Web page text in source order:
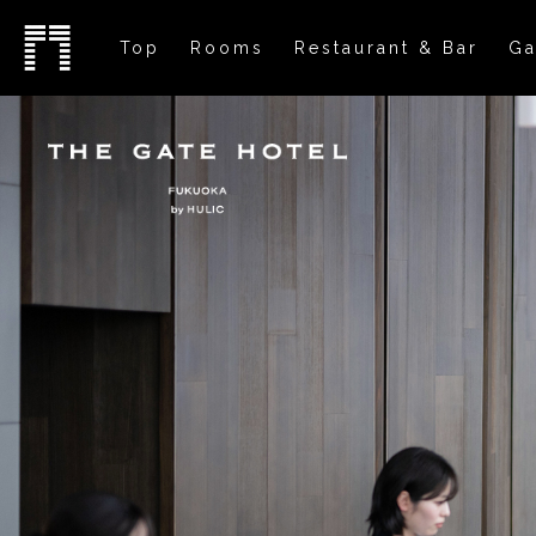
Top Rooms Restaurant & Bar